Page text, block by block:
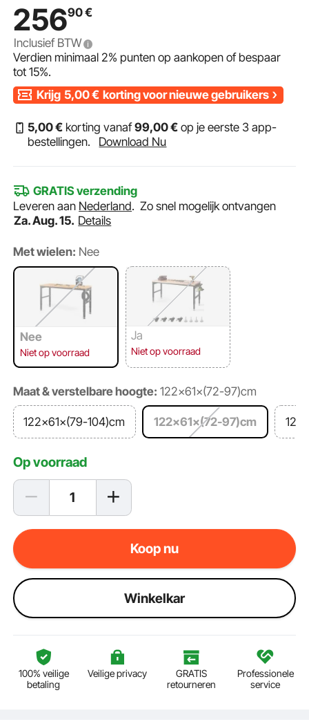
werkplaats
25690€
Inclusief BTW
Verdien minimaal2% punten op aankopen of bespaar
tot15%.
Krijg 5,00€ korting voor nieuwe gebruikers
5,00€ korting vanaf99,00€ op je eerste 3 app-
bestellingen.
Download Nu
GRATIS verzending
Leveren aan Nederland.Zo snel mogelijk ontvangen
Za. Aug. 15. Details
Met wielen: Nee
Nee
Niet op voorraad
Ja
Niet op voorraad
Maat & verstelbare hoogte: 122×61×(72-97)cm
122×61×(79-104)cm 122×61×(72-97)cm
Op voorraad
Koop nu
Winkelkar
100% veilige
betaling
Veilige privacy
GRATIS
retourneren
Professionele
service